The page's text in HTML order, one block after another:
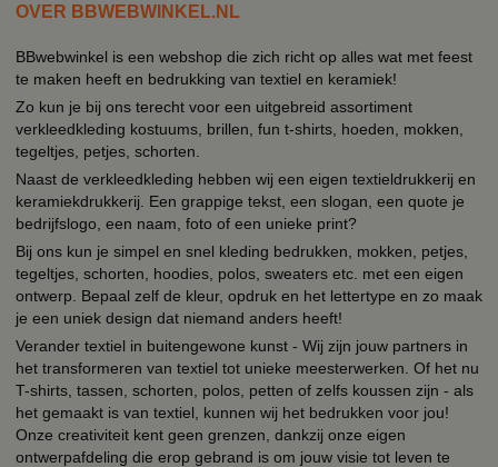
OVER BBWEBWINKEL.NL
BBwebwinkel is een webshop die zich richt op alles wat met feest
te maken heeft en bedrukking van textiel en keramiek!
Zo kun je bij ons terecht voor een uitgebreid assortiment
verkleedkleding kostuums, brillen, fun t-shirts, hoeden, mokken,
tegeltjes, petjes, schorten.
Naast de verkleedkleding hebben wij een eigen textieldrukkerij en
keramiekdrukkerij. Een grappige tekst, een slogan, een quote je
bedrijfslogo, een naam, foto of een unieke print?
Bij ons kun je simpel en snel kleding bedrukken, mokken, petjes,
tegeltjes, schorten, hoodies, polos, sweaters etc. met een eigen
ontwerp. Bepaal zelf de kleur, opdruk en het lettertype en zo maak
je een uniek design dat niemand anders heeft!
Verander textiel in buitengewone kunst - Wij zijn jouw partners in
het transformeren van textiel tot unieke meesterwerken. Of het nu
T-shirts, tassen, schorten, polos, petten of zelfs koussen zijn - als
het gemaakt is van textiel, kunnen wij het bedrukken voor jou!
Onze creativiteit kent geen grenzen, dankzij onze eigen
ontwerpafdeling die erop gebrand is om jouw visie tot leven te